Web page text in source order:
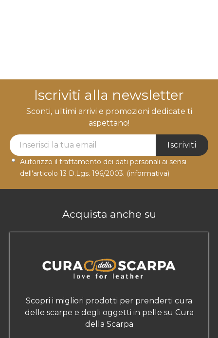
Iscriviti alla newsletter
Sconti, ultimi arrivi e promozioni dedicate ti
aspettano!
Newsletter Label
Iscriviti
Autorizzo il trattamento dei dati personali ai sensi
dell'articolo 13 D.Lgs. 196/2003. (informativa)
Acquista anche su
Scopri i migliori prodotti per prenderti cura
delle scarpe e degli oggetti in pelle su Cura
della Scarpa